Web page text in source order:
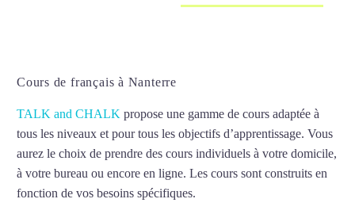
Cours de français à Nanterre
TALK and CHALK propose une gamme de cours adaptée à
tous les niveaux et pour tous les objectifs d’apprentissage. Vous
aurez le choix de prendre des cours individuels à votre domicile,
à votre bureau ou encore en ligne. Les cours sont construits en
fonction de vos besoins spécifiques.